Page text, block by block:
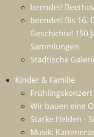
beendet!
beendet! Bis 16.
Geschichte! 150
Sammlungen
Städtische
Kinder & Familie
Wir bauen eine
Starke Helden -
Musik: